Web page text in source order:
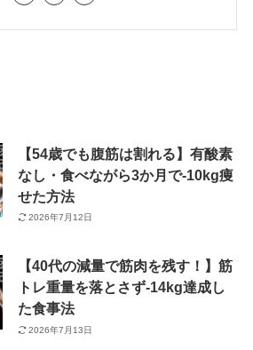
【54歳でも腹筋は割れる】有酸素
なし・食べながら3か月で-10kg痩
せた方法
2026年7月12日
【40代の減量で筋肉を残す！】筋
トレ重量を落とさず-14kg達成し
た食事法
2026年7月13日